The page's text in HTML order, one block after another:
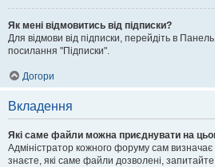
Як мені відмовитись від підписки?
Для відмови від підписки, перейдіть в
посилання "Підписки".
Догори
Вкладення
Які саме файли можна приєднувати на
Адміністратор кожного форуму сам
знаєте, які саме файли дозволені,